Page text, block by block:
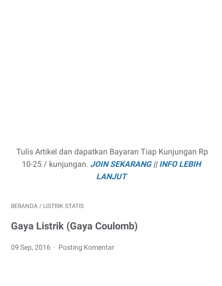
Tulis Artikel dan dapatkan Bayaran Tiap Kunjungan Rp
10-25 / kunjungan. JOIN SEKARANG||INFO LEBIH
LANJUT
BERANDA / LISTRIK STATIS
Gaya Listrik (Gaya Coulomb)
09 Sep, 2016 Posting Komentar